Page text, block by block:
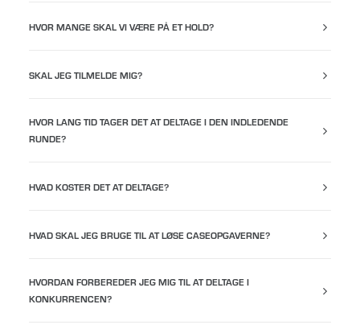
HVOR MANGE SKAL VI VÆRE PÅ ET HOLD?
SKAL JEG TILMELDE MIG?
HVOR LANG TID TAGER DET AT DELTAGE I DEN INDLEDENDE
RUNDE?
HVAD KOSTER DET AT DELTAGE?
HVAD SKAL JEG BRUGE TIL AT LØSE CASEOPGAVERNE?
HVORDAN FORBEREDER JEG MIG TIL AT DELTAGE I
KONKURRENCEN?